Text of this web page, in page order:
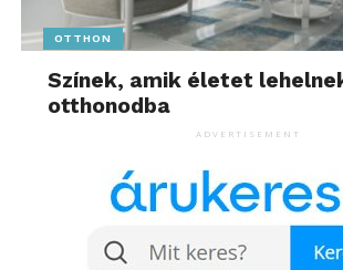
OTTHON
Színek, amik életet
otthonodba
ADVERTISEMENT